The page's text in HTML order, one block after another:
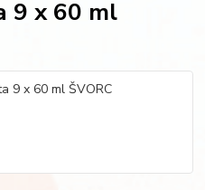
9 x 60 ml